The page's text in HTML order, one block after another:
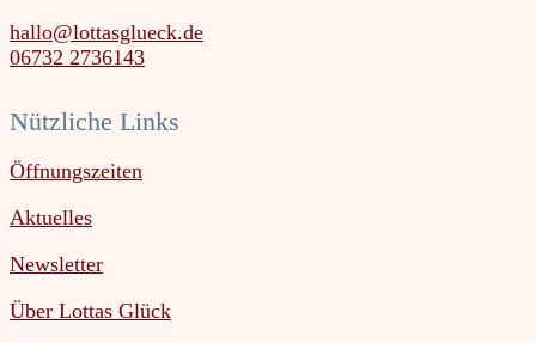
hallo@lottasglueck.de
06732 2736143
Nützliche Links
Öffnungszeiten
Aktuelles
Newsletter
Über Lottas Glück